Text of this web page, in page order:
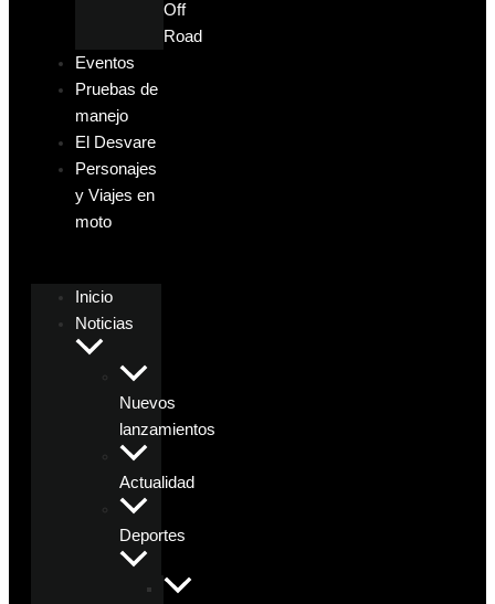
Off
Road
Eventos
Pruebas de
manejo
El Desvare
Personajes
y Viajes en
moto
Inicio
Noticias
Nuevos
lanzamientos
Actualidad
Deportes